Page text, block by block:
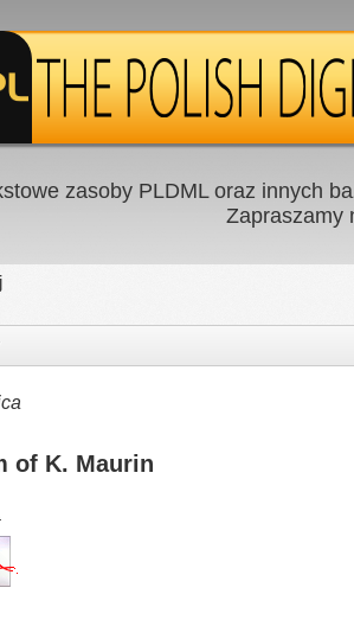
zasoby PLDML oraz innych
Zapraszamy
of K. Maurin